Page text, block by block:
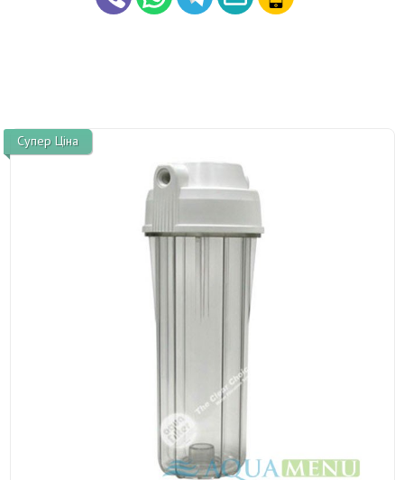
Супер Ціна